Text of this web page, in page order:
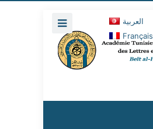
العربية
Français